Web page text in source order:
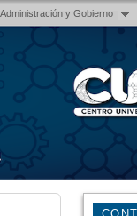
Administración y Gobierno